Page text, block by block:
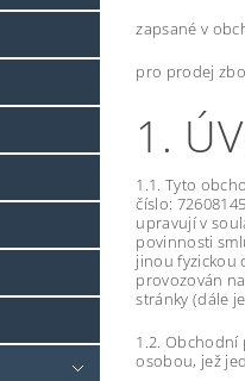
zapsané v
pro prodej
1.
1.1. Tyto
číslo:
upravují v
povinnosti
jinou fyzickou
provozován
stránky (dále
1.2. Obchodní
osobou, jež